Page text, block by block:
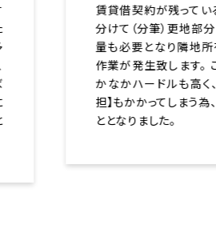
賃貸借契約が残っている物件の
分けて（分筆）更地部分に新築
量も必要となり隣地所有者との
作業が発生致します。 この作
かなかハードルも高く、【時間】
担】もかかってしまう為、そのま
ととなりました。